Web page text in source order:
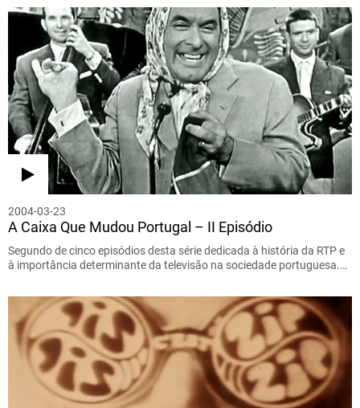
2004-03-23
A Caixa Que Mudou Portugal – II Episódio
Segundo de cinco episódios desta série dedicada à história da RTP e
à importância determinante da televisão na sociedade portuguesa.…